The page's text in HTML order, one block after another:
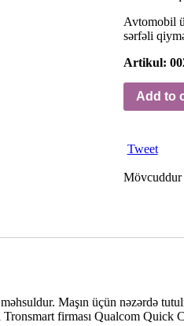
Avtomobil
sərfəli
Artikul:
Add to
Tweet
Mövcuddur
Maşın üçün nəzərdə
firması Qualcom